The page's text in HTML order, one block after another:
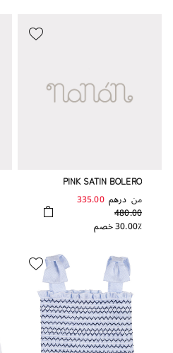
PINK SATIN BOLERO
من درهم 335.00
480.00
30.00٪ خصم